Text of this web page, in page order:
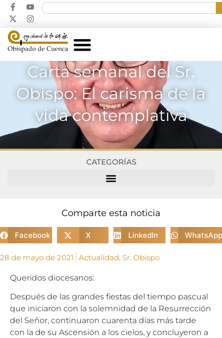
Carta semanal del Sr.
Obispo: El carisma de la
vida contemplativa
CATEGORÍAS
Comparte esta noticia
Facebook X LinkedIn WhatsApp
28 de mayo de 2021 Actualidad, Sr. Obispo
Queridos diocesanos:
Después de las grandes fiestas del tiempo pascual
que iniciaron con la solemnidad de la Resurrección
del Señor, continuaron cuarenta días más tarde
con la de su Ascensión a los cielos, y concluyeron a